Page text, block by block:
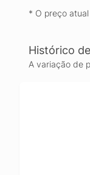
* O preço
Histórico
A variação de